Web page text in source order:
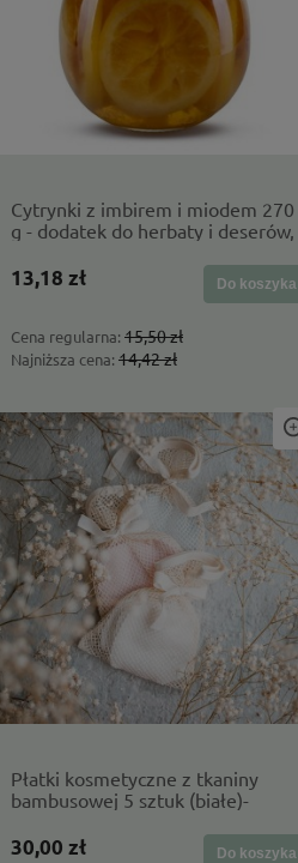
Cytrynki z imbirem i miodem 270
g - dodatek do herbaty i deserów,
Dziadunia
13,18 zł
Cena regularna: 15,50 zł
Najniższa cena: 14,42 zł
Do koszyka
Płatki kosmetyczne z tkaniny
bambusowej 5 sztuk (białe)-
30,00 zł Do koszyka